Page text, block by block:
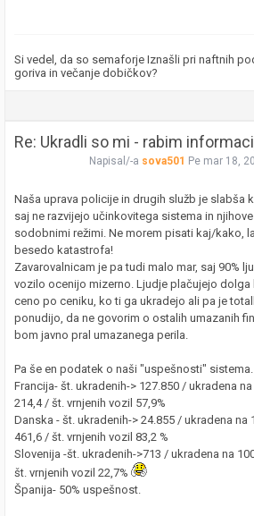
Si vedel, da so semaforje Iznašli pri naftnih
goriva in večanje dobičkov?
Re: Ukradli so mi - rabim
Napisal/-a sova501 Pe mar 18,
Naša uprava policije in drugih služb je slabša
saj ne razvijejo učinkovitega sistema in
sodobnimi režimi. Ne morem pisati kaj/kako,
besedo katastrofa!
Zavarovalnicam je pa tudi malo mar, saj 90%
vozilo ocenijo mizerno. Ljudje plačujejo dolga
ceno po ceniku, ko ti ga ukradejo ali pa je
ponudijo, da ne govorim o ostalih umazanih
bom javno pral umazanega perila.
Pa še en podatek o naši "uspešnosti"
Francija- št. ukradenih-> 127.850 / ukradena
214,4 / št. vrnjenih vozil 57,9%
Danska - št. ukradenih-> 24.855 / ukradena na
461,6 / št. vrnjenih vozil 83,2 %
Slovenija -št. ukradenih->713 / ukradena na
št. vrnjenih vozil 22,7%
Španija- 50% uspešnost.